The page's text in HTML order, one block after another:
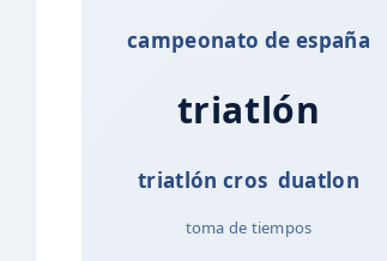
campeonato de españa
triatlón
triatlón cros duatlon
toma de tiempos